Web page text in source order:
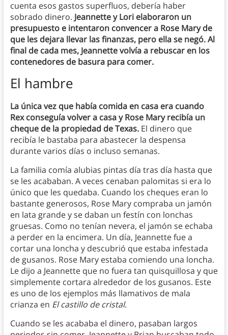
cuenta esos gastos superfluos, debería haber
sobrado dinero. Jeannette y Lori elaboraron un
presupuesto e intentaron convencer a Rose Mary de
que les dejara llevar las finanzas, pero ella se negó. Al
final de cada mes, Jeannette volvía a rebuscar en los
contenedores de basura para comer.
El hambre
La única vez que había comida en casa era cuando
Rex conseguía volver a casa y Rose Mary recibía un
cheque de la propiedad de Texas.El dinero que
recibía le bastaba para abastecer la despensa
durante varios días o incluso semanas.
La familia comía alubias pintas día tras día hasta que
se les acababan. A veces cenaban palomitas si era lo
único que les quedaba. Cuando los cheques eran lo
bastante generosos, Rose Mary compraba un jamón
en lata grande y se daban un festín con lonchas
gruesas. Como no tenían nevera, el jamón se echaba
a perder en la encimera. Un día, Jeannette fue a
cortar una loncha y descubrió que estaba infestada
de gusanos. Rose Mary estaba comiendo una loncha.
Le dijo a Jeannette que no fuera tan quisquillosa y que
simplemente cortara alrededor de los gusanos. Este
es uno de los ejemplos más llamativos de mala
crianza en El castillo de cristal.
Cuando se les acababa el dinero, pasaban largos